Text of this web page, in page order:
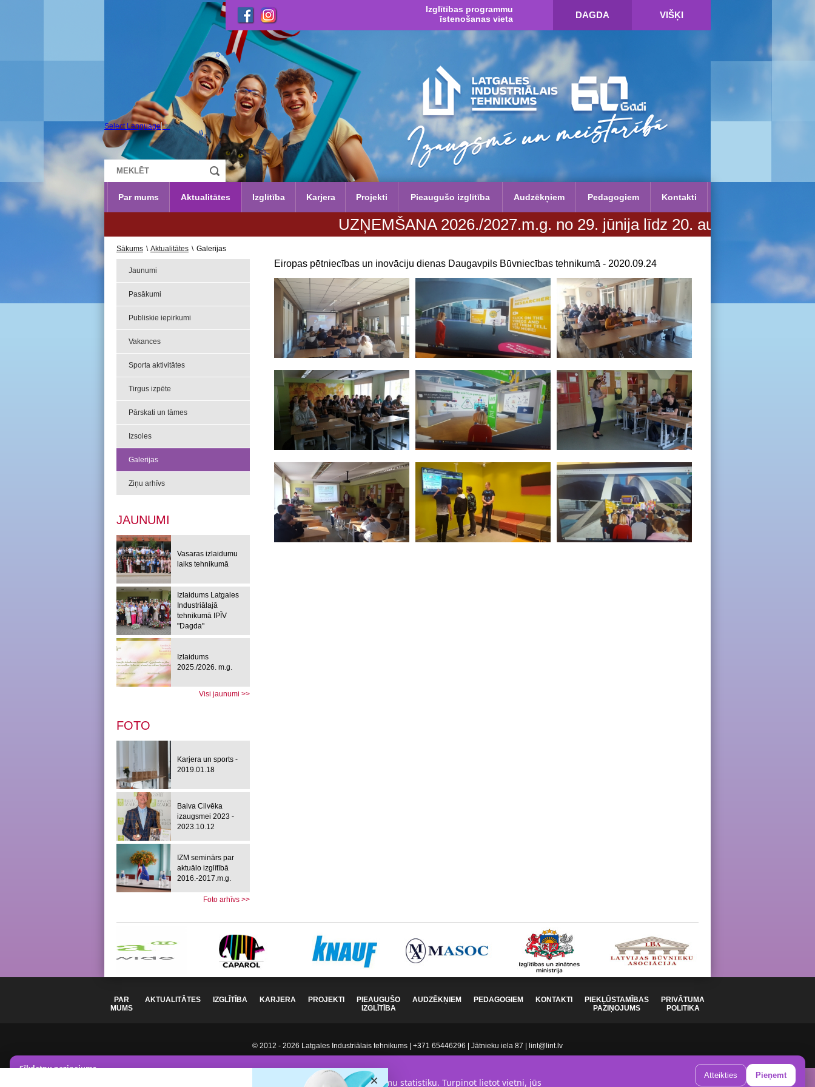
Select Language ▼
Izglītības programmu
īstenošanas vieta
DAGDA VIŠĶI
Par mums Aktualitātes Izglītība Karjera Projekti Pieaugušo izglītība Audzēkņiem Pedagogiem Kontakti
UZŅEMŠANA 2026./2027.m.g. no 29. jūnija līdz 20. augustam. Vairāk
Sākums \ Aktualitātes \ Galerijas
Jaunumi
Pasākumi
Publiskie iepirkumi
Vakances
Sporta aktivitātes
Tirgus izpēte
Pārskati un tāmes
Izsoles
Galerijas
Ziņu arhīvs
JAUNUMI
Vasaras izlaidumu
laiks tehnikumā
Izlaidums Latgales
Industriālajā
tehnikumā IPĪV
"Dagda"
Izlaidums
2025./2026. m.g.
Visi jaunumi >>
FOTO
Karjera un sports -
2019.01.18
Balva Cilvēka
izaugsmei 2023 -
2023.10.12
IZM seminārs par
aktuālo izglītībā
2016.-2017.m.g.
Foto arhīvs >>
Eiropas pētniecības un inovāciju dienas Daugavpils Būvniecības tehnikumā - 2020.09.24
PAR
MUMS
AKTUALITĀTES IZGLĪTĪBA KARJERA PROJEKTI
PIEAUGUŠO
IZGLĪTĪBA
AUDZĒKŅIEM PEDAGOGIEM KONTAKTI
PIEKĻŪSTAMĪBAS
PAZIŅOJUMS
PRIVĀTUMA
POLITIKA
© 2012 - 2026 Latgales Industriālais tehnikums | +371 65446296 | Jātnieku iela 87 | lint@lint.lv
×
Sīkdatņu paziņojums
Mēs izmantojam analītikas sīkdatnes lai uzlabotu vietnes darbību un analizētu apmeklējumu statistiku. Turpinot lietot vietni, jūs
Atteikties Pieņemt